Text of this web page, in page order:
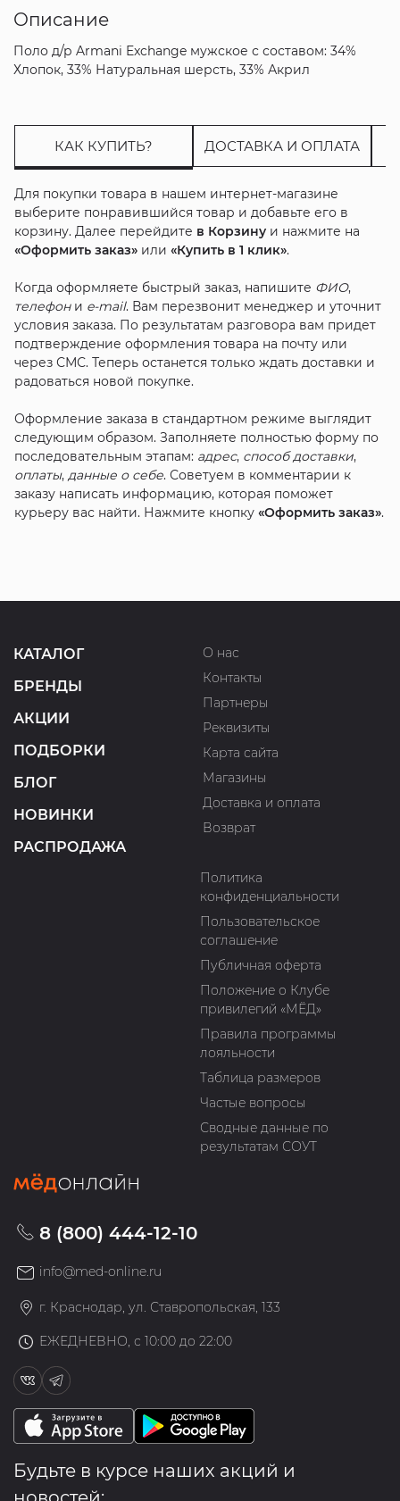
Описание
Поло д/р Armani Exchange мужское с составом: 34%
Хлопок, 33% Натуральная шерсть, 33% Акрил
КАК КУПИТЬ? ДОСТАВКА И ОПЛАТА
Для покупки товара в нашем интернет-магазине
выберите понравившийся товар и добавьте его в
корзину. Далее перейдите в Корзинуи нажмите на
«Оформить заказ»или «Купить в 1 клик».
Когда оформляете быстрый заказ, напишите ФИО,
телефони e-mail. Вам перезвонит менеджер и уточнит
условия заказа. По результатам разговора вам придет
подтверждение оформления товара на почту или
через СМС. Теперь останется только ждать доставки и
радоваться новой покупке.
Оформление заказа в стандартном режиме выглядит
следующим образом. Заполняете полностью форму по
последовательным этапам: адрес, способ доставки,
оплаты, данные о себе. Советуем в комментарии к
заказу написать информацию, которая поможет
курьеру вас найти. Нажмите кнопку «Оформить заказ».
КАТАЛОГ
БРЕНДЫ
АКЦИИ
ПОДБОРКИ
БЛОГ
НОВИНКИ
РАСПРОДАЖА
О нас
Контакты
Партнеры
Реквизиты
Карта сайта
Магазины
Доставка и оплата
Возврат
Политика
конфиденциальности
Пользовательское
соглашение
Публичная оферта
Положение о Клубе
привилегий «МЁД»
Правила программы
лояльности
Таблица размеров
Частые вопросы
Сводные данные по
результатам СОУТ
8 (800) 444-12-10
info@med-online.ru
г. Краснодар, ул. Ставропольская, 133
ЕЖЕДНЕВНО, с 10:00 до 22:00
Будьте в курсе наших акций и